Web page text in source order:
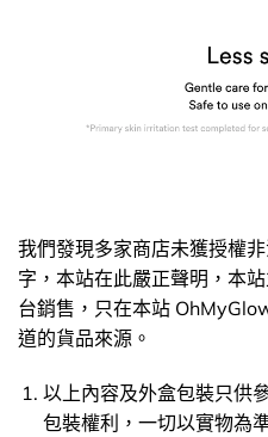
我們發現多家商店未獲授權
字，本站在此嚴正聲明，本
台銷售，只在本站
道的貨品來源。
以上內容及外盒包裝只供
包裝權利，一切以實物為